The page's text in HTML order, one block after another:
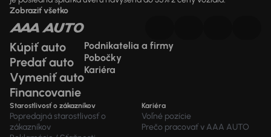
Zobraziť všetko
Kúpiť auto
Predať auto
Vymeniť auto
Financovanie
Podnikatelia a firmy
Pobočky
Kariéra
Starostlivosť o zákazníkov
Popredajná starostlivosť o
zákazníkov
Kariéra
Voľné pozície
Prečo pracovať v AAA AUTO